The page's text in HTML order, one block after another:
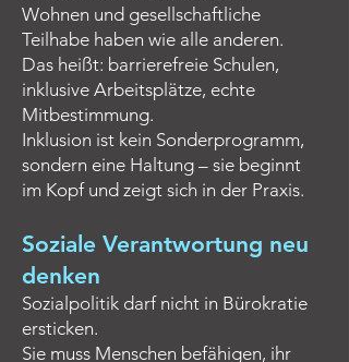
Wohnen und gesellschaftliche
Teilhabe haben wie alle anderen.
Das heißt: barrierefreie Schulen,
inklusive Arbeitsplätze, echte
Mitbestimmung.
Inklusion ist kein Sonderprogramm,
sondern eine Haltung – sie beginnt
im Kopf und zeigt sich in der Praxis.
Soziale Verantwortung neu
denken
Sozialpolitik darf nicht in Bürokratie
ersticken.
Sie muss Menschen befähigen, ihr